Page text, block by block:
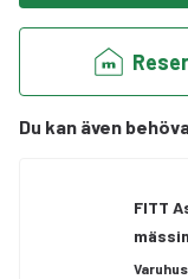
Du kan även
FITT
Varuhus